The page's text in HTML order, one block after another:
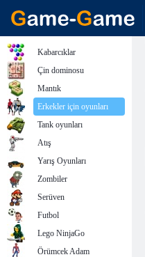
Kabarcıklar
Çin dominosu
Mantık
Erkekler için oyunları
Tank oyunları
Atış
Yarış Oyunları
Zombiler
Serüven
Futbol
Lego NinjaGo
Örümcek Adam